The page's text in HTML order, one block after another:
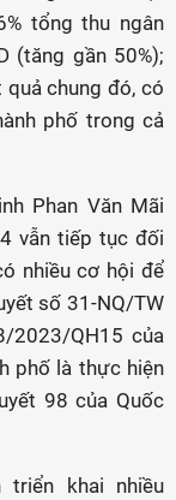
tổng thu ngân
(tăng gần 50%);
quả chung đó, có
phố trong cả
Phan Văn Mãi
vẫn tiếp tục đối
nhiều cơ hội để
số 31-NQ/TW
2023/QH15 của
phố là thực hiện
98 của Quốc
triển khai nhiều